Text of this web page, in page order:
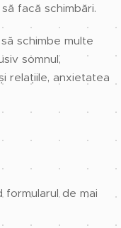
facă schimbări.
schimbe multe
somnul,
relațiile, anxietatea
formularul de mai